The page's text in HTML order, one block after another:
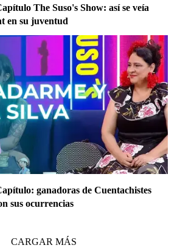
The Suso's Show: así se veía
en su juventud
ganadoras de Cuentachistes
sus ocurrencias
CARGAR MÁS